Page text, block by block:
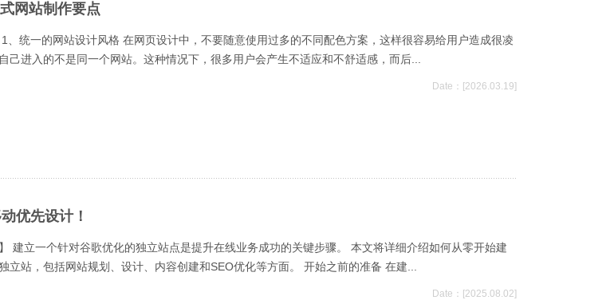
网站制作要点
1、统一的网站设计风格 在网页设计中，不要随意使用过多的不同配色方案，这样很容易给用户造成很凌
己进入的不是同一个网站。这种情况下，很多用户会产生不适应和不舒适感，而后...
Date：[2026.03.19]
优先设计！
】 建立一个针对谷歌优化的独立站点是提升在线业务成功的关键步骤。 本文将详细介绍如何从零开始建
立站，包括网站规划、设计、内容创建和SEO优化等方面。 开始之前的准备 在建...
Date：[2025.08.02]